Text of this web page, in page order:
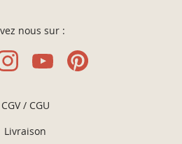
nous sur :
CGV / CGU
Livraison